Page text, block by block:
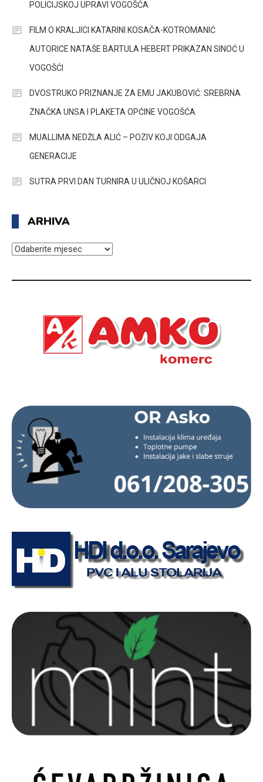
POLICIJSKOJ UPRAVI VOGOŠĆA
FILM O KRALJICI KATARINI KOSAČA-KOTROMANIĆ
AUTORICE NATAŠE BARTULA HEBERT PRIKAZAN SINOĆ U
VOGOŠĆI
DVOSTRUKO PRIZNANJE ZA EMU JAKUBOVIĆ: SREBRNA
ZNAČKA UNSA I PLAKETA OPĆINE VOGOŠĆA
MUALLIMA NEDŽLA ALIĆ – POZIV KOJI ODGAJA
GENERACIJE
SUTRA PRVI DAN TURNIRA U ULIČNOJ KOŠARCI
ARHIVA
ARHIVA